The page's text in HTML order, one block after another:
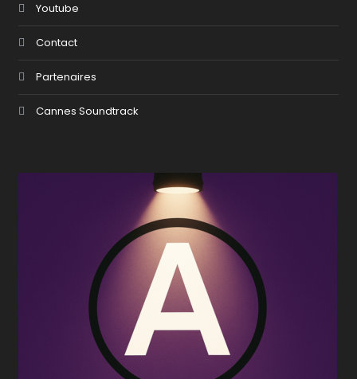
Youtube
Contact
Partenaires
Cannes Soundtrack